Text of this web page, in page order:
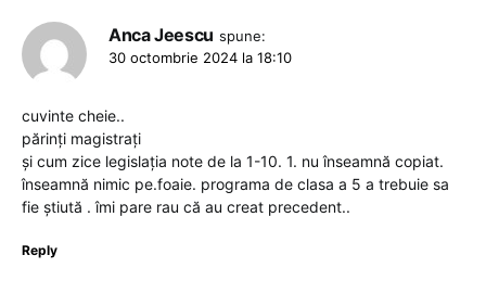
Anca Jeescu spune:
30 octombrie 2024 la 18:10
cuvinte cheie..
părinți magistrați
și cum zice legislația note de la 1-10. 1. nu înseamnă copiat.
înseamnă nimic pe.foaie. programa de clasa a 5 a trebuie sa
fie știută . îmi pare rau că au creat precedent..
Reply